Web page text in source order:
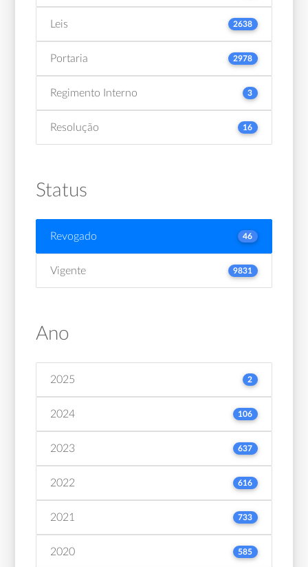
Leis 2638
Portaria 2978
Regimento Interno 3
Resolução 16
Status
Revogado 46
Vigente 9831
Ano
2025 2
2024 106
2023 637
2022 616
2021 733
2020 585